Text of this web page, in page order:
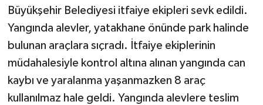
Büyükşehir Belediyesi itfaiye ekipleri sevk edildi.
Yangında alevler, yatakhane önünde park halinde
bulunan araçlara sıçradı. İtfaiye ekiplerinin
müdahalesiyle kontrol altına alınan yangında can
kaybı ve yaralanma yaşanmazken 8 araç
kullanılmaz hale geldi. Yangında alevlere teslim